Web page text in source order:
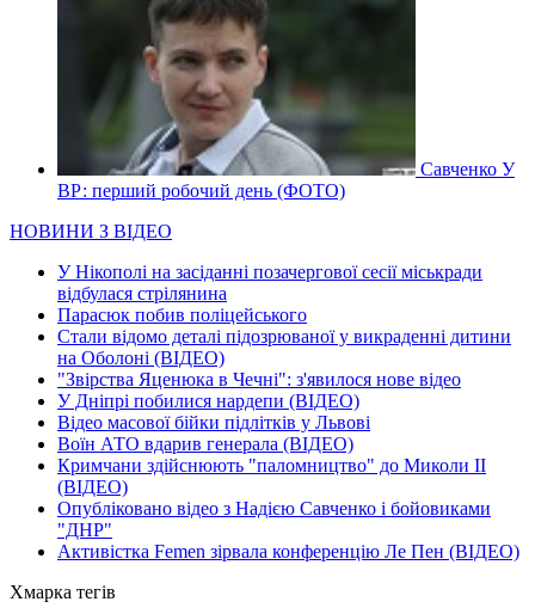
Савченко У
ВР: перший робочий день (ФОТО)
НОВИНИ З ВІДЕО
У Нікополі на засіданні позачергової сесії міськради
відбулася стрілянина
Парасюк побив поліцейського
Стали відомо деталі підозрюваної у викраденні дитини
на Оболоні (ВІДЕО)
"Звірства Яценюка в Чечні": з'явилося нове відео
У Дніпрі побилися нардепи (ВІДЕО)
Відео масової бійки підлітків у Львові
Воїн АТО вдарив генерала (ВІДЕО)
Кримчани здійснюють "паломництво" до Миколи ІІ
(ВІДЕО)
Опубліковано відео з Надією Савченко і бойовиками
"ДНР"
Активістка Femen зірвала конференцію Ле Пен (ВІДЕО)
Хмарка тегів